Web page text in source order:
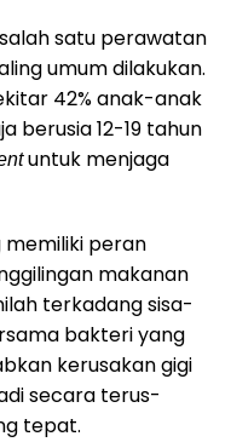
satu perawatan
umum dilakukan.
42% anak-anak
berusia 12-19 tahun
untuk menjaga
memiliki peran
makanan
terkadang sisa-
bakteri yang
kerusakan gigi
secara terus-
tepat.